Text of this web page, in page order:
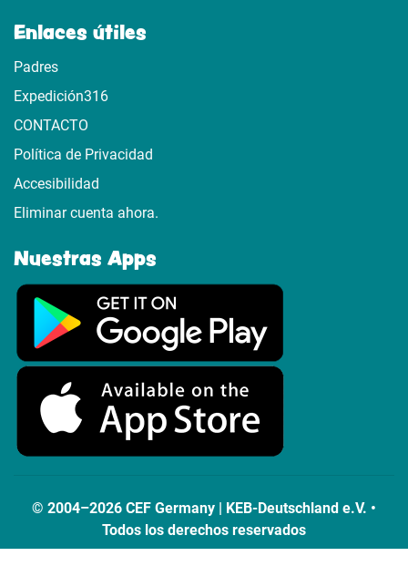
Enlaces útiles
Padres
Expedición316
CONTACTO
Política de Privacidad
Accesibilidad
Eliminar cuenta ahora.
Nuestras Apps
© 2004–2026 CEF Germany | KEB-Deutschland e.V. •
Todos los derechos reservados